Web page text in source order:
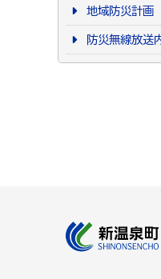
地域防災計画
防災無線放送